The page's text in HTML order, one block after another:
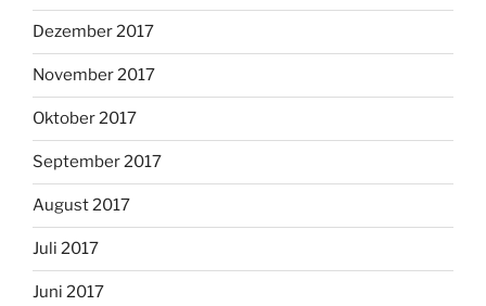
Dezember 2017
November 2017
Oktober 2017
September 2017
August 2017
Juli 2017
Juni 2017